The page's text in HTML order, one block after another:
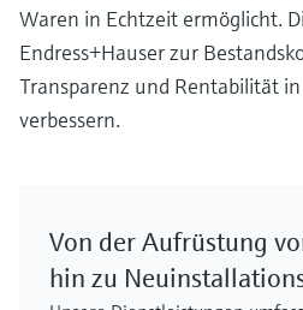
Waren in Echtzeit ermöglicht.
Endress+Hauser zur
Transparenz und Rentabilität
verbessern.
Von der Aufrüstung
hin zu